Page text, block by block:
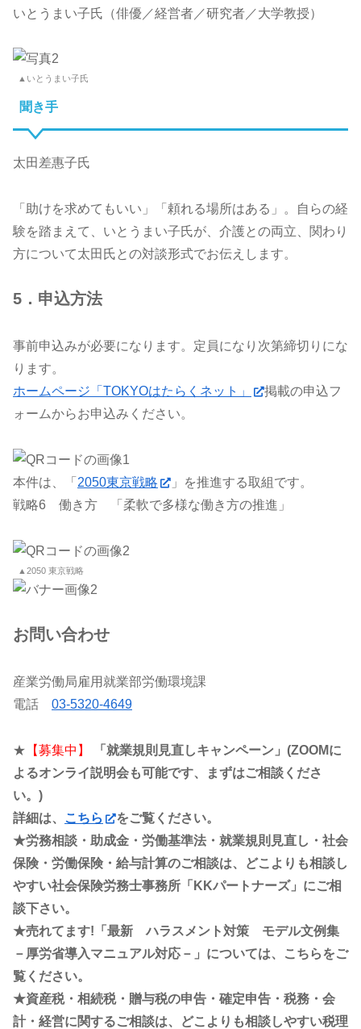
いとうまい子氏（俳優／経営者／研究者／大学教授）
▲いとうまい子氏
聞き手
太田差惠子氏
「助けを求めてもいい」「頼れる場所はある」。自らの経
験を踏まえて、いとうまい子氏が、介護との両立、関わり
方について太田氏との対談形式でお伝えします。
5．申込方法
事前申込みが必要になります。定員になり次第締切りにな
ります。
ホームページ「TOKYOはたらくネット」
掲載の申込フ
ォームからお申込みください。
本件は、「 2050東京戦略
」を推進する取組です。
戦略6 働き方 「柔軟で多様な働き方の推進」
▲2050 東京戦略
お問い合わせ
産業労働局雇用就業部労働環境課
電話 03-5320-4649
★ 【募集中】
「就業規則見直しキャンペーン」(ZOOMに
よるオンライ説明会も可能です、まずはご相談くださ
い。)
詳細は、
こちら
をご覧ください。
★労務相談・助成金・労働基準法・就業規則見直し・社会
保険・労働保険・給与計算のご相談は、どこよりも相談し
やすい社会保険労務士事務所「KKパートナーズ」にご相
談下さい。
★売れてます!「最新 ハラスメント対策 モデル文例集
－厚労省導入マニュアル対応－」については、こちらをご
覧ください。
★資産税・相続税・贈与税の申告・確定申告・税務・会
計・経営に関するご相談は、どこよりも相談しやすい税理